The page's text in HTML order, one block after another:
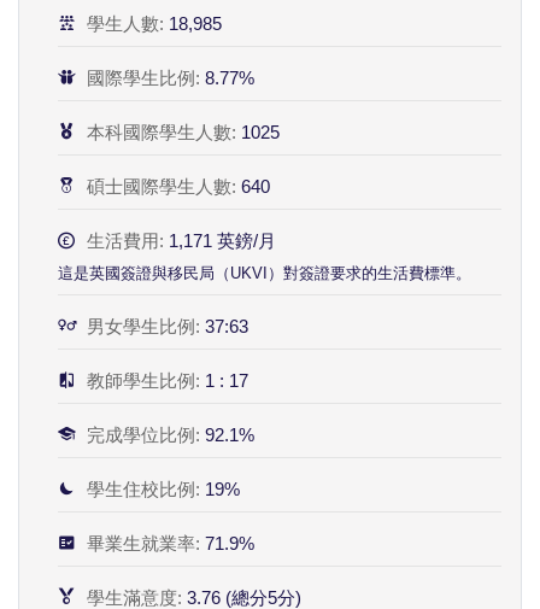
學生人數: 18,985
國際學生比例: 8.77%
本科國際學生人數: 1025
碩士國際學生人數: 640
生活費用: 1,171 英鎊/月
這是英國簽證與移民局（UKVI）對簽證要求的生活費標準。
男女學生比例: 37:63
教師學生比例: 1 : 17
完成學位比例: 92.1%
學生住校比例: 19%
畢業生就業率: 71.9%
學生滿意度: 3.76 (總分5分)